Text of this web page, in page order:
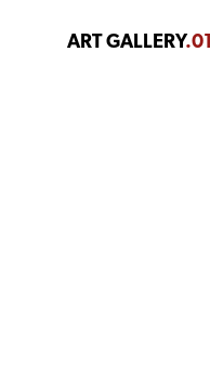
ART GALLERY.01